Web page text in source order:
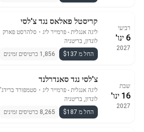
רביעי
6 ינו'
2027
קריסטל פאלאס נגד צ'לסי
ליגה אנגלית - פרמייר ליג ・ סלהרסט פארק
לונדון, בריטניה
החל מ $137
1,856 כרטיסים זמינים
שבת
16 ינו'
2027
צ'לסי נגד סאנדרלנד
ליגה אנגלית - פרמייר ליג ・ סטמפורד ברידג'
לונדון, בריטניה
החל מ $187
8,265 כרטיסים זמינים